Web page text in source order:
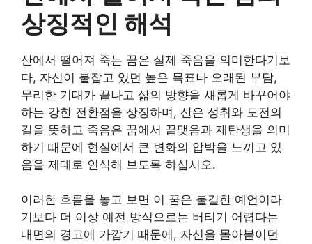
상징적인 해석
산에서 떨어져 죽는 꿈은 실제 죽음을 의미한다기보
다, 자신이 붙잡고 있던 높은 목표나 오래된 부담,
무리한 기대가 끝나고 삶의 방향을 새롭게 바꾸어야
하는 강한 전환점을 상징하며, 산은 성취와 도전의
길을 뜻하고 죽음은 꿈에서 끝맺음과 재탄생을 의미
하기 때문에 현실에서 큰 변화의 압박을 느끼고 있
음을 제대로 인식해 보도록 하십시오.
이러한 흐름을 놓고 보면 이 꿈은 불길한 예언이라
기보다 더 이상 예전 방식으로는 버티기 어렵다는
내면의 경고에 가깝기 때문에, 자신을 몰아붙이던